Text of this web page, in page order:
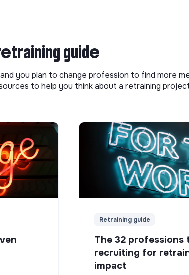
guide
you plan to change profession to find more
to help you think about a retraining
Retraining guide
The 32 professions
recruiting for
impact